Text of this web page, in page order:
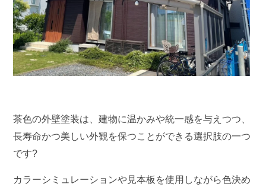
茶色の外壁塗装は、建物に温かみや統一感を与えつつ、
長寿命かつ美しい外観を保つことができる選択肢の一つ
です?
カラーシミュレーションや見本板を使用しながら色決め